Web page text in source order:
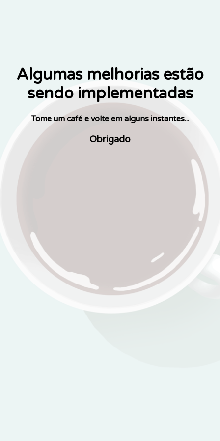
Algumas melhorias estão
sendo implementadas
Tome um café e volte em alguns instantes...
Obrigado